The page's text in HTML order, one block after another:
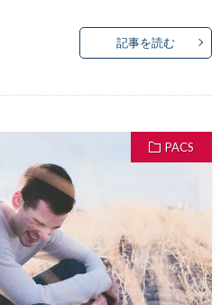
記事を読む
PACS